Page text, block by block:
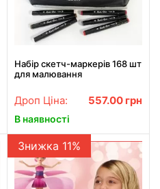
Набір скетч-маркерів 168 шт
для малювання
Дроп Ціна: 557.00 грн
В наявності
Знижка 11%